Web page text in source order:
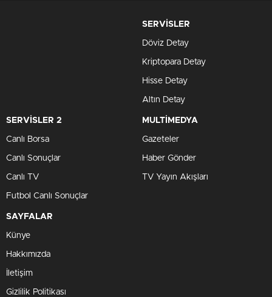
SERVİSLER
Döviz Detay
Kriptopara Detay
Hisse Detay
Altın Detay
SERVİSLER 2
Canlı Borsa
Canlı Sonuçlar
Canlı TV
Futbol Canlı Sonuçlar
MULTİMEDYA
Gazeteler
Haber Gönder
TV Yayın Akışları
SAYFALAR
Künye
Hakkımızda
İletişim
Gizlilik Politikası